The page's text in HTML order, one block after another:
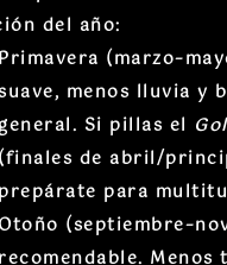
del año:
Primavera
menos lluvia y
Si pillas el
(finales de abril/
prepárate para
Otoño